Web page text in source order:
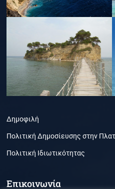
Δημοφιλή
Πολιτική Δημοσίευσης στην
Πολιτική Ιδιωτικότητας
Επικοινωνία